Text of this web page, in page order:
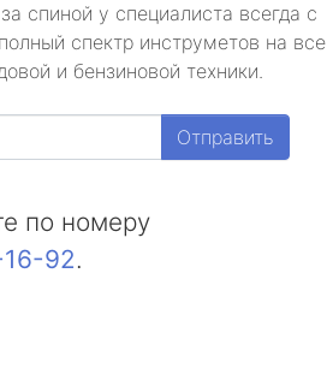
спиной у специалиста всегда с
спектр инструметов на все
и бензиновой техники.
Отправить
по номеру
92.